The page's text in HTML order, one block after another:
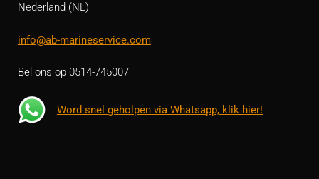
Nederland (NL)
info@ab-marineservice.com
Bel ons op 0514-745007
Word snel geholpen via Whatsapp, klik hier!